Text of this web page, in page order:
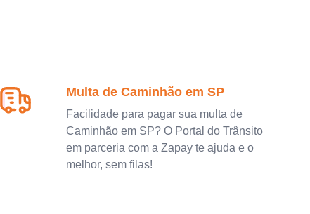
Multa de Caminhão em SP
Facilidade para pagar sua multa de
Caminhão em SP? O Portal do Trânsito
em parceria com a Zapay te ajuda e o
melhor, sem filas!